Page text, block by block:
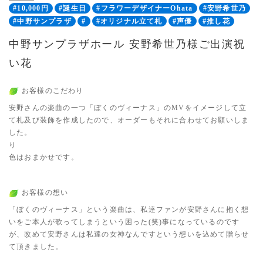
#10,000円 #誕生日 #フラワーデザイナーOhata
#安野希世乃
#中野サンプラザ
# #オリジナル立て札 #声優 #推し花
中野サンプラザホール 安野希世乃様ご出演祝
い花
お客様のこだわり
安野さんの楽曲の一つ「ぼくのヴィーナス」のMVをイメージして立
て札及び装飾を作成したので、オーダーもそれに合わせてお願いしま
した。
り
色はおまかせです。
お客様の想い
「ぼくのヴィーナス」という楽曲は、私達ファンが安野さんに抱く想
いをご本人が歌ってしまうという困った(笑)事になっているのです
が、改めて安野さんは私達の女神なんですという想いを込めて贈らせ
て頂きました。